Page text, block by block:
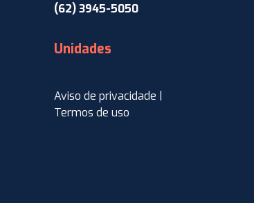
(62) 3945-5050
Unidades
Aviso de privacidade |
Termos de uso